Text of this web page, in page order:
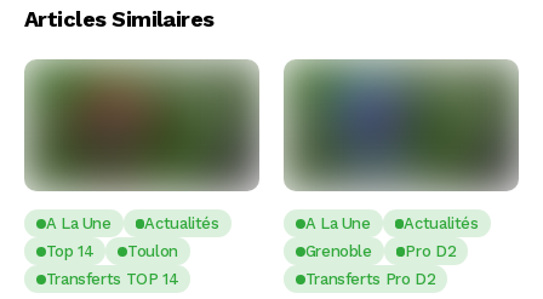
Articles Similaires
A La Une
Actualités
Top 14
Toulon
Transferts TOP 14
A La Une
Actualités
Grenoble
Pro D2
Transferts Pro D2